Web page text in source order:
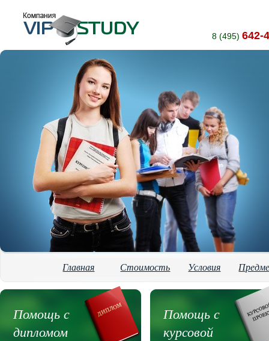
8 (495) 642-
Главная Стоимость Условия
Помощь с
дипломом
Помощь с
курсовой